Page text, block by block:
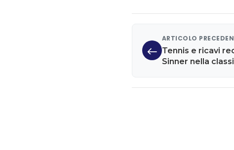
ARTICOLO
Tennis e ricavi
Sinner nella